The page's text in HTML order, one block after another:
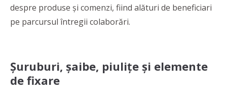
despre produse şi comenzi, fiind alături de beneficiari
pe parcursul întregii colaborări.
Șuruburi, șaibe, piulițe și elemente
de fixare